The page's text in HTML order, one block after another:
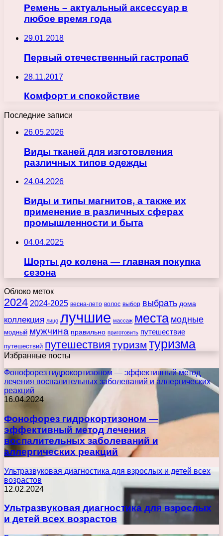
Ремень – актуальный аксессуар в
любое время года
29.01.2018
Первый отечественный гастропаб
28.11.2017
Комфорт и спокойствие
Последние записи
26.05.2026
Виды тканей для изготовления
различных типов одежды
24.04.2026
Виды и типы магнитов, а также их
применение в различных сферах
промышленности и быта
04.04.2025
Шорты до колена — главная покупка
сезона
Облоко меток
2024 2024-2025 весна-лето волос выбор выбрать дома
коллекция лицо лучшие массаж места модные
модный мужчина правильно приготовить путешествие
путешествий путешествия туризм туризма
Избранные посты
Фонофорез гидрокортизоном — эффективный метод
лечения воспалительных заболеваний и аллергических
реакций
16.04.2024
Фонофорез гидрокортизоном —
эффективный метод лечения
воспалительных заболеваний и
аллергических реакций
Ультразвуковая диагностика для взрослых и детей всех
возрастов
12.02.2024
Ультразвуковая диагностика для взрослых
и детей всех возрастов